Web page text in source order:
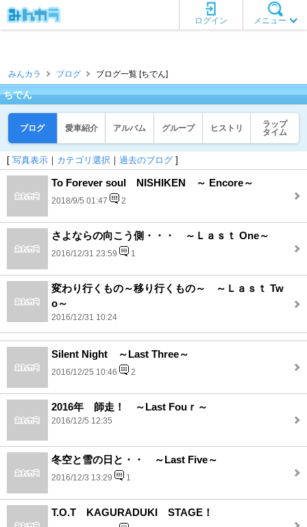
メニュー
ログイン
みんカラ ブログ ブログ一覧 [ちでん]
ちでん
ブログ 愛車紹介 アルバム グループ ヒストリ
ラップ
タイム
[ 写真表示 ｜ カテゴリ選択 ｜ 過去のブログ ]
To Forever soul NISHIKEN ～ Encore～
2018/9/5 01:47 2
さよならの向こう側・・・ ～Ｌａｓｔ One～
2016/12/31 23:59 1
変わり行くもの～移り行くもの～ ～Ｌａｓｔ Tw
o～
2016/12/31 10:24
Silent Night ～Last Three～
2016/12/25 10:46 2
2016年 師走！ ～Last Fouｒ～
2016/12/5 12:35
冬空と雪の日と・・ ～Last Five～
2016/12/3 13:29 1
T.O.T KAGURADUKI STAGE！